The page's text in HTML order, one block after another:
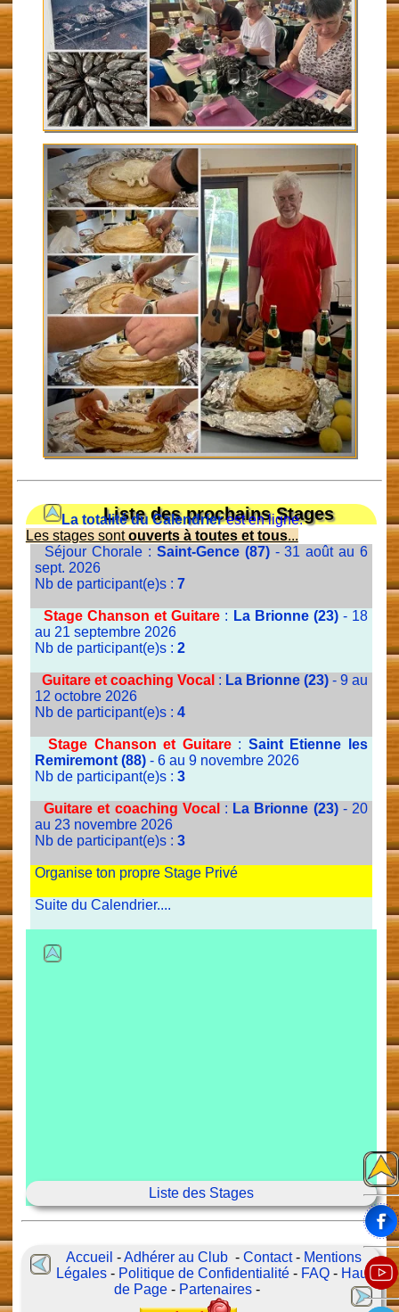
Liste des prochains Stages
La totalité du Calendrierest en ligne.
Les stages sontouverts à toutes et tous...
Séjour Chorale : Saint-Gence (87)- 31 août au 6
sept. 2026
Nb de participant(e)s : 7
Stage Chanson et Guitare : La Brionne (23)- 18
au 21 septembre 2026
Nb de participant(e)s : 2
Guitare et coaching Vocal : La Brionne (23)- 9 au
12 octobre 2026
Nb de participant(e)s : 4
Stage Chanson et Guitare: Saint Etienne les
Remiremont (88)- 6 au 9 novembre 2026
Nb de participant(e)s : 3
Guitare et coaching Vocal : La Brionne (23)- 20
au 23 novembre 2026
Nb de participant(e)s : 3
Organise ton propre Stage Privé
Suite du Calendrier....
Liste des Stages
Accueil -Adhérer au Club -Contact- Mentions
Légales - Politique de Confidentialité - FAQ - Haut
de Page- Partenaires-